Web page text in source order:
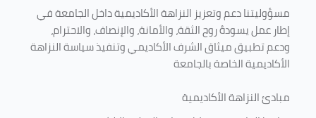
مسؤوليتنا دعم وتعزيز النزاهة الأكاديمية داخل الجامعة في
إطار عمل يسودهُ روح الثقة، والأمانة، والإنصاف، والاحترام،
ودعم تطبيق ميثاق الشرف الأكاديمي وتنفيذ سياسة النزاهة
الأكاديمية الخاصة بالجامعة
مبادئ النزاهة الأكاديمية